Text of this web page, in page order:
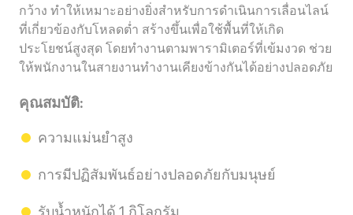
กว้าง ทำให้เหมาะอย่างยิ่งสำหรับการดำเนินการเลื่อนไลน์
ที่เกี่ยวข้องกับโหลดต่ำ สร้างขึ้นเพื่อใช้พื้นที่ให้เกิด
ประโยชน์สูงสุด โดยทำงานตามพารามิเตอร์ที่เข้มงวด ช่วย
ให้พนักงานในสายงานทำงานเคียงข้างกันได้อย่างปลอดภัย
คุณสมบัติ:
ความแม่นยำสูง
การมีปฏิสัมพันธ์อย่างปลอดภัยกับมนุษย์